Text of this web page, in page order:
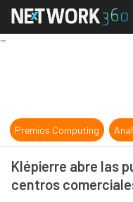
Premios Computing
Klépierre abre las
centros